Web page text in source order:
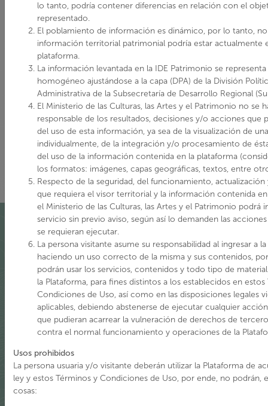
Quiénes somos
La puesta en marcha del Ministerio de las Culturas, las Artes
y el Patrimonio en 2018 a partir de la Ley 21.045, nos invita a
una integración de los registros relacionados con el
patrimonio cultural y natural, que se manifiesta en esta
plataforma digital a través del trabajo técnico de la Mesa IDE
Patrimonio, conformada actualmente por equipos tanto del
Servicio Nacional del Patrimonio Cultural como de las
subsecretarías del Patrimonio Cultural y de las Culturas y las
lo tanto, podría contener diferencias en relación con el
representado.
El poblamiento de información es dinámico, por lo tanto,
información territorial patrimonial podría estar actualmente
plataforma.
La información levantada en la IDE Patrimonio se
homogéneo ajustándose a la capa (DPA) de la División
Administrativa de la Subsecretaría de Desarrollo Regional
El Ministerio de las Culturas, las Artes y el Patrimonio no se
responsable de los resultados, decisiones y/o acciones que
del uso de esta información, ya sea de la visualización de
individualmente, de la integración y/o procesamiento de
del uso de la información contenida en la plataforma
los formatos: imágenes, capas geográficas, textos, entre
Respecto de la seguridad, del funcionamiento,
que requiera el visor territorial y la información contenida
el Ministerio de las Culturas, las Artes y el Patrimonio podrá
servicio sin previo aviso, según así lo demanden las
se requieran ejecutar.
La persona visitante asume su responsabilidad al ingresar a
haciendo un uso correcto de la misma y sus contenidos,
podrán usar los servicios, contenidos y todo tipo de
la Plataforma, para fines distintos a los establecidos en estos
Condiciones de Uso, así como en las disposiciones legales
aplicables, debiendo abstenerse de ejecutar cualquier
que pudieran acarrear la vulneración de derechos de
contra el normal funcionamiento y operaciones de la
Usos prohibidos
La persona usuaria y/o visitante deberán utilizar la Plataforma de
ley y estos Términos y Condiciones de Uso, por ende, no podrán,
cosas: